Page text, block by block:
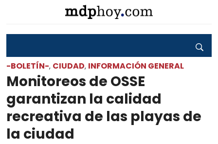
-BOLETÍN-, CIUDAD, INFORMACIÓN GENERAL
Monitoreos de OSSE
garantizan la calidad
recreativa de las playas de
la ciudad